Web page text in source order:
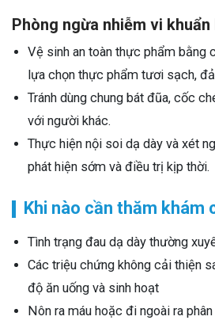
Phòng ngừa nhiễm vi khuẩn
Vệ sinh an toàn thực phẩm bằng
lựa chọn thực phẩm tươi sạch,
Tránh dùng chung bát đũa, cốc
với người khác.
Thực hiện nội soi dạ dày và xét
phát hiện sớm và điều trị kịp thời.
Khi nào cần thăm khám
Tình trạng đau dạ dày thường
Các triệu chứng không cải thiện
độ ăn uống và sinh hoạt
Nôn ra máu hoặc đi ngoài ra